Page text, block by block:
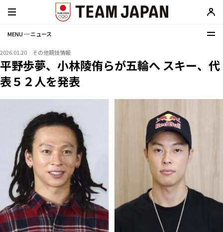
MENU ─ ニュース
2026.01.20 その他競技情報
平野歩夢、小林陵侑らが五輪へ スキー、代
表５２人を発表